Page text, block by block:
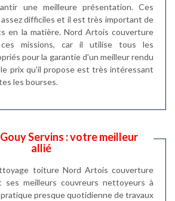
une meilleure présentation. Ces
difficiles et il est très important de
en la matière. Nord Artois couverture
missions, car il utilise tous les
pour la garantie d'un meilleur rendu
prix qu'il propose est très intéressant
les bourses.
Servins : votre meilleur
allié
toiture Nord Artois couverture
meilleurs couvreurs nettoyeurs à
presque quotidienne de travaux